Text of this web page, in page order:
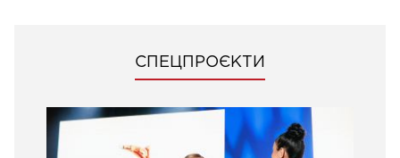
СПЕЦПРОЄКТИ